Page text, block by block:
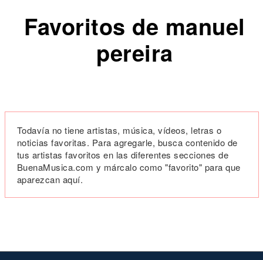
Favoritos de manuel
pereira
Todavía no tiene artistas, música, vídeos, letras o
noticias favoritas. Para agregarle, busca contenido de
tus artistas favoritos en las diferentes secciones de
BuenaMusica.com y márcalo como "favorito" para que
aparezcan aquí.